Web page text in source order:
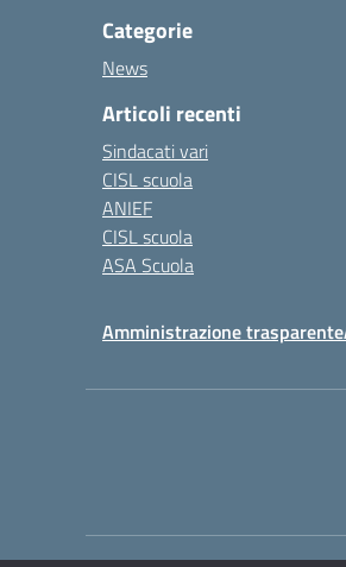
Categorie
News
Articoli recenti
Sindacati vari
CISL scuola
ANIEF
CISL scuola
ASA Scuola
Amministrazione trasparente